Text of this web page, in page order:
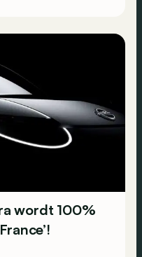
wordt 100%